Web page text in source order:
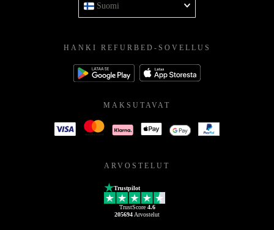
Suomi
HANKI REFURBED-SOVELLUS
MAKSUTAVAT
ARVOSTELUT
Trustpilot
TrustScore 4.6
205694 Arvostelut